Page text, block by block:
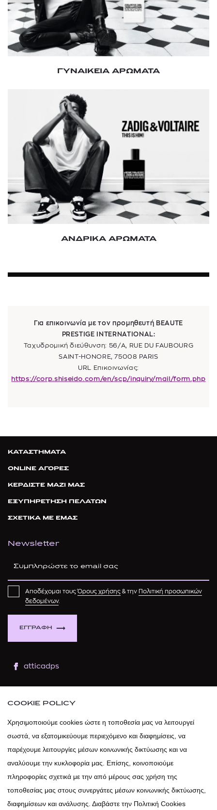
ΓΥΝΑΙΚΕΙΑ ΑΡΩΜΑΤΑ
ΑΝΔΡΙΚΑ ΑΡΩΜΑΤΑ
Για επικοινωνία με τον προμηθευτή BEAUTE
PRESTIGE INTERNATIONAL:
Ταχυδρομική διεύθυνση: 56/A, RUE DU FAUBOURG
SAINT-HONORE, 75008 PARIS
URL Επικοινωνίας:
https://corp.shiseido.com/en/scp/inquiry/mail/form.php
ΚΑΤΑΣΤΗΜΑΤΑ
ONLINE ΑΓΟΡΕΣ
ΚΕΡΔΙΣΤΕ ΜΑΖΙ ΜΑΣ
ΕΞΥΠΗΡΕΤΗΣΗ ΠΕΛΑΤΩΝ
ΣΧΕΤΙΚΑ ΜΕ ΕΜΑΣ
Newsletter
ΕΓΓΡΑΦΗ
Αποδέχομαι τουςΌρους χρήσης & την Πολιτική προσωπικών
δεδομένων.
atticadps
atticadps
COOKIE POLICY
Χρησιμοποιούμε cookies ώστε η τοποθεσία μας να λειτουργεί
σωστά, να εξατομικεύουμε περιεχόμενο και διαφημίσεις, να
παρέχουμε λειτουργίες μέσων κοινωνικής δικτύωσης και να
αναλύουμε την κυκλοφορία μας. Επίσης, κοινοποιούμε
πληροφορίες σχετικά με την από μέρους σας χρήση της
τοποθεσίας μας στους συνεργάτες μέσων κοινωνικής δικτύωσης,
διαφημίσεων και ανάλυσης. Διαβάστε την Πολιτική Cookies